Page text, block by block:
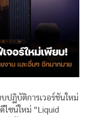
บปฏิบัติการเวอร์ชันใหม่
ไซน์ใหม่ “Liquid